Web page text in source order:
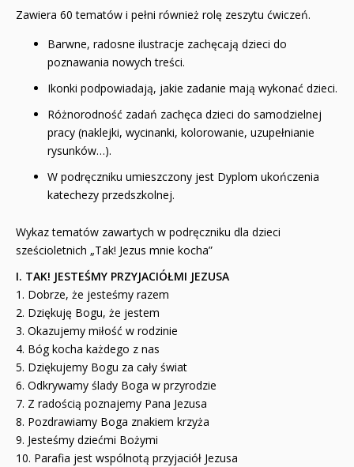
Zawiera 60 tematów i pełni również rolę zeszytu ćwiczeń.
Barwne, radosne ilustracje zachęcają dzieci do
poznawania nowych treści.
Ikonki podpowiadają, jakie zadanie mają wykonać dzieci.
Różnorodność zadań zachęca dzieci do samodzielnej
pracy (naklejki, wycinanki, kolorowanie, uzupełnianie
rysunków…).
W podręczniku umieszczony jest Dyplom ukończenia
katechezy przedszkolnej.
Wykaz tematów zawartych w podręczniku dla dzieci
sześcioletnich „Tak! Jezus mnie kocha”
I. TAK! JESTEŚMY PRZYJACIÓŁMI JEZUSA
1. Dobrze, że jesteśmy razem
2. Dziękuję Bogu, że jestem
3. Okazujemy miłość w rodzinie
4. Bóg kocha każdego z nas
5. Dziękujemy Bogu za cały świat
6. Odkrywamy ślady Boga w przyrodzie
7. Z radością poznajemy Pana Jezusa
8. Pozdrawiamy Boga znakiem krzyża
9. Jesteśmy dziećmi Bożymi
10. Parafia jest wspólnotą przyjaciół Jezusa